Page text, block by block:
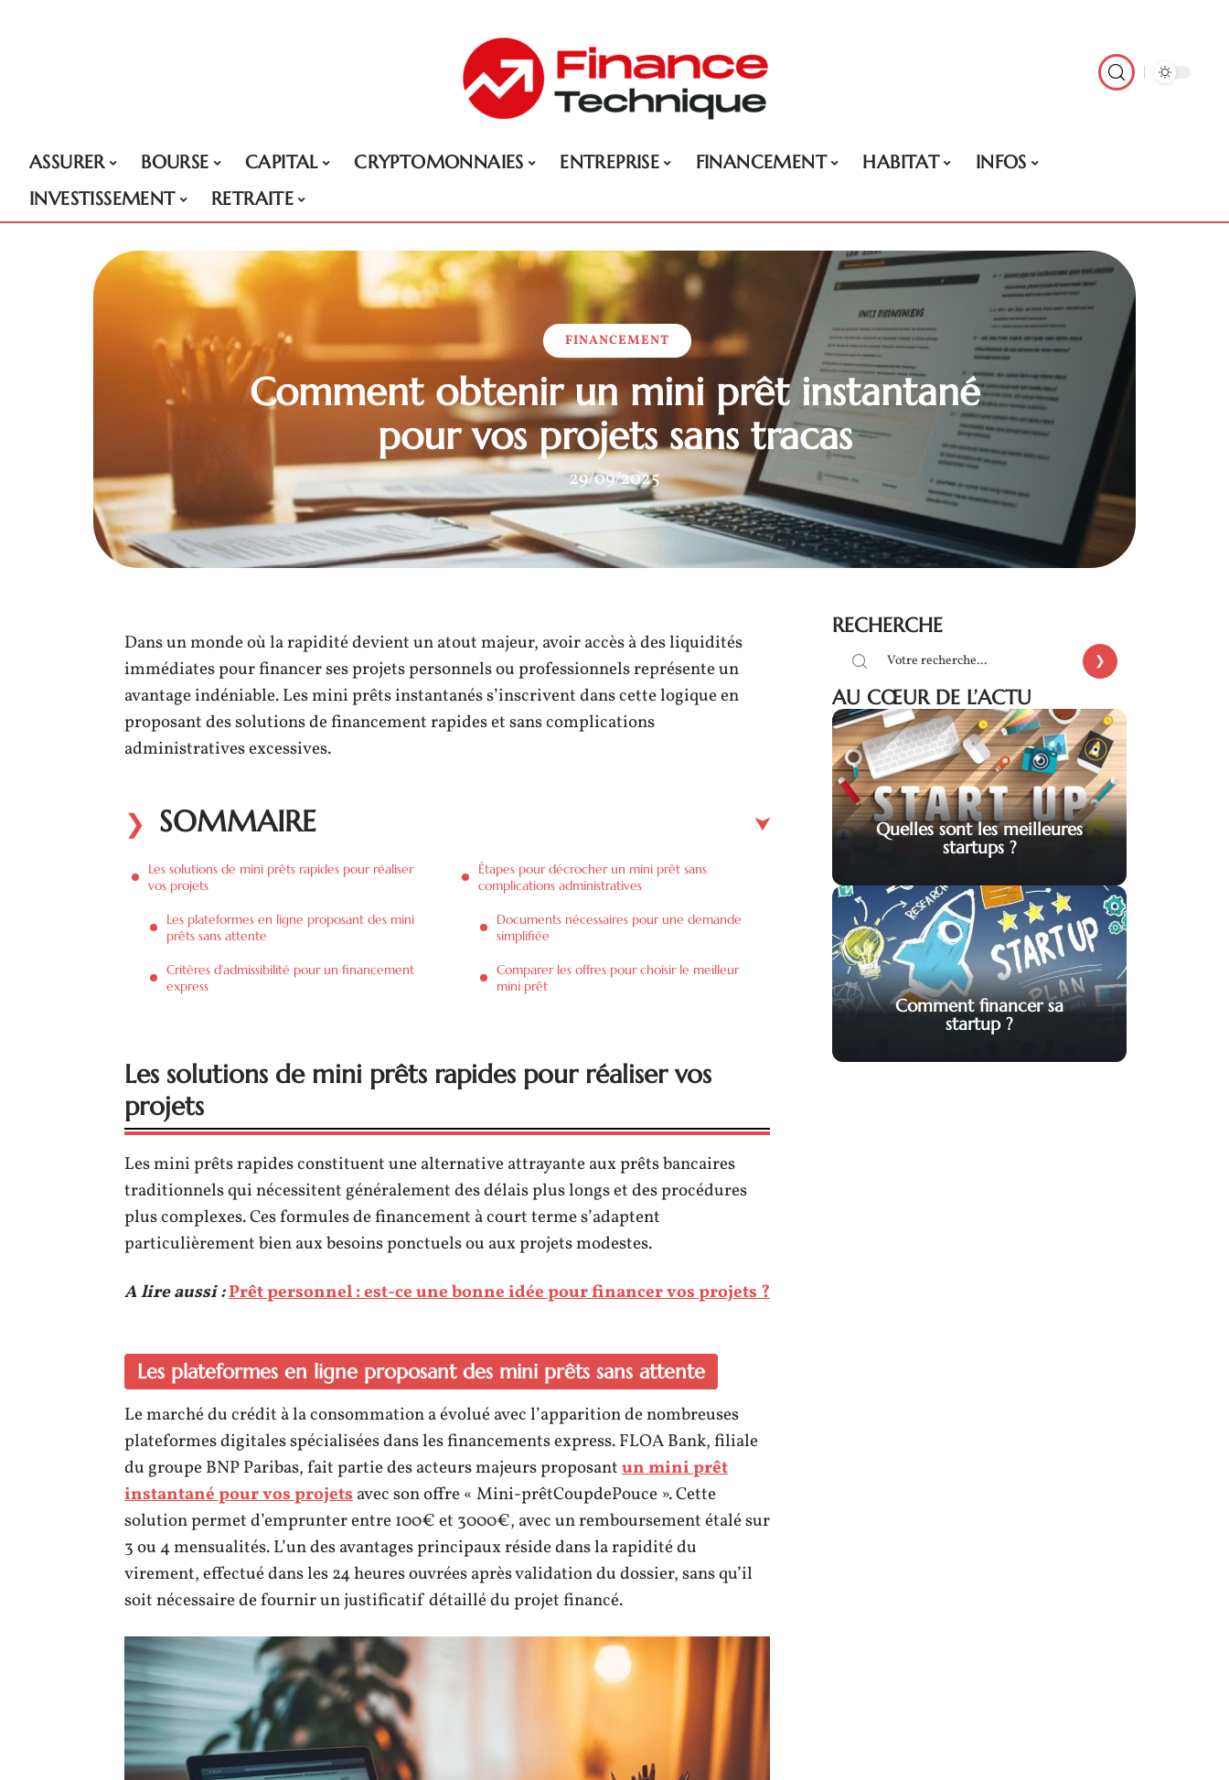
ASSURER BOURSE CAPITAL CRYPTOMONNAIES ENTREPRISE FINANCEMENT HABITAT
INFOS
INVESTISSEMENT
RETRAITE
FINANCEMENT
Comment obtenir un mini prêt instantané
pour vos projets sans tracas
29/09/2025
Dans un monde où la rapidité devient un atout majeur, avoir accès à des liquidités
immédiates pour financer ses projets personnels ou professionnels représente un
avantage indéniable. Les mini prêts instantanés s’inscrivent dans cette logique en
proposant des solutions de financement rapides et sans complications
administratives excessives.
SOMMAIRE
Les solutions de mini prêts rapides pour réaliser
vos projets
Les plateformes en ligne proposant des mini
prêts sans attente
Critères d’admissibilité pour un financement
express
Étapes pour décrocher un mini prêt sans
complications administratives
Documents nécessaires pour une demande
simplifiée
Comparer les offres pour choisir le meilleur
mini prêt
Les solutions de mini prêts rapides pour réaliser vos
projets
Les mini prêts rapides constituent une alternative attrayante aux prêts bancaires
traditionnels qui nécessitent généralement des délais plus longs et des procédures
plus complexes. Ces formules de financement à court terme s’adaptent
particulièrement bien aux besoins ponctuels ou aux projets modestes.
A lire aussi :Prêt personnel : est-ce une bonne idée pour financer vos projets ?
Les plateformes en ligne proposant des mini prêts sans attente
Le marché du crédit à la consommation a évolué avec l’apparition de nombreuses
plateformes digitales spécialisées dans les financements express. FLOA Bank, filiale
du groupe BNP Paribas, fait partie des acteurs majeurs proposantun mini prêt
instantané pour vos projetsavec son offre « Mini-prêtCoupdePouce ». Cette
solution permet d’emprunter entre 100€ et 3000€, avec un remboursement étalé sur
3 ou 4 mensualités. L’un des avantages principaux réside dans la rapidité du
virement, effectué dans les 24 heures ouvrées après validation du dossier, sans qu’il
soit nécessaire de fournir un justificatif détaillé du projet financé.
RECHERCHE
AU CŒUR DE L’ACTU
Quelles sont les meilleures
startups ?
Comment financer sa
startup ?